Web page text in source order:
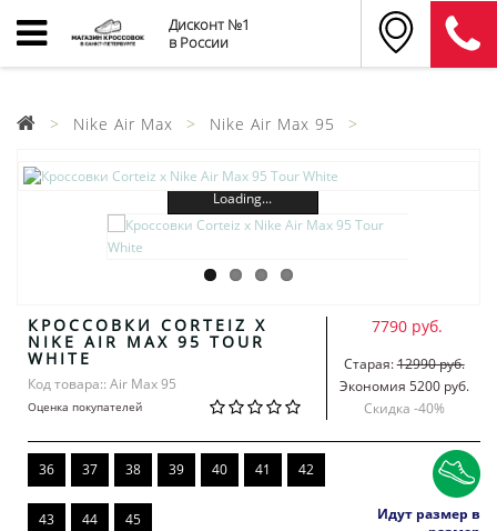
Дисконт №1
в России
Nike Air Max Nike Air Max 95
Loading...
КРОССОВКИ CORTEIZ X
NIKE AIR MAX 95 TOUR
WHITE
Код товара:: Air Max 95
Оценка покупателей
7790 руб.
Старая:12990 руб.
Экономия 5200 руб.
Скидка -40%
36 37 38 39 40 41 42
43 44 45
Идут размер в